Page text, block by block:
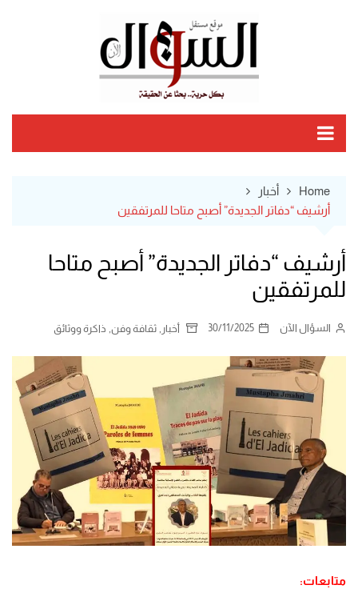
Home
أخبار
أرشيف “دفاتر الجديدة” أصبح متاحا للمرتفقين
أرشيف “دفاتر الجديدة” أصبح متاحا
للمرتفقين
السؤال الآن 30/11/2025 أخبار ثقافة وفن ذاكرة ووثائق
متابعات: